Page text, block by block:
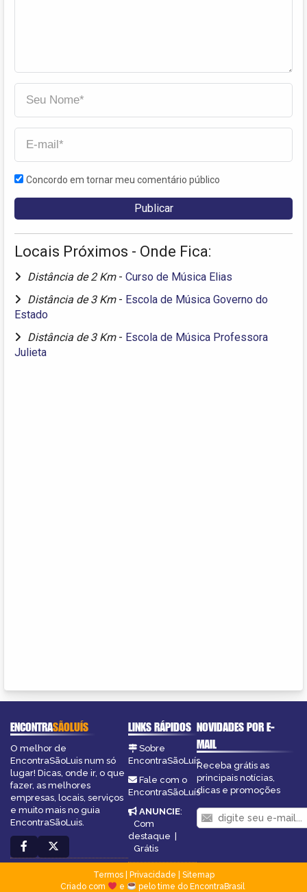
Concordo em tornar meu comentário público
Locais Próximos - Onde Fica:
Distância de 2 Km - Curso de Música Elias
Distância de 3 Km - Escola de Música Governo do
Estado
Distância de 3 Km - Escola de Música Professora
Julieta
ENCONTRASÃOLUÍS
O melhor de
EncontraSãoLuis num só
lugar! Dicas, onde ir, o que
fazer, as melhores
empresas, locais, serviços
e muito mais no guia
EncontraSãoLuis.
LINKS RÁPIDOS
Sobre
EncontraSãoLuís
Fale com o
EncontraSãoLuís
ANUNCIE:
Com
destaque |
Grátis
NOVIDADES POR E-
MAIL
Receba grátis as
principais notícias,
dicas e promoções
Termos| Privacidade
Sitemap
Criado com
e pelo time do EncontraBrasil